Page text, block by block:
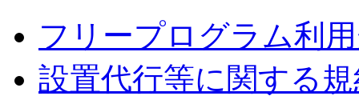
フリープログラム利
設置代行等に関する